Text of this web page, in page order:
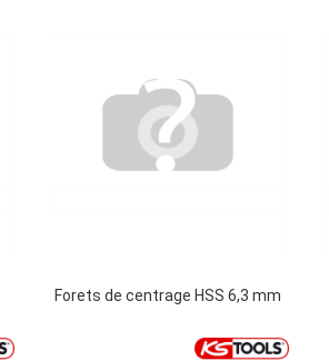
Forets de centrage HSS 6,3 mm